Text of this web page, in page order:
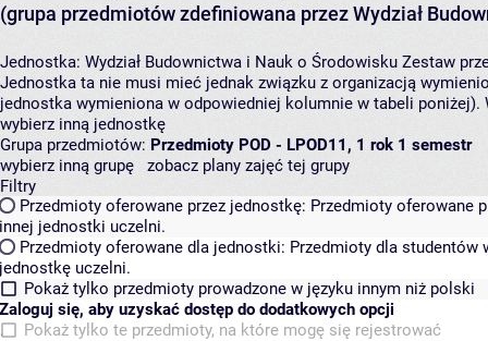
(grupa przedmiotów zdefiniowana przez Wydział
Jednostka: Wydział Budownictwa i Nauk o Środowisku Zestaw
Jednostka ta nie musi mieć jednak związku z organizacją
jednostka wymieniona w odpowiedniej kolumnie w tabeli
wybierz inną jednostkę
Grupa przedmiotów: Przedmioty POD - LPOD11, 1 rok 1 semestr
wybierz inną grupę
zobacz plany zajęć tej grupy
Filtry
Przedmioty oferowane przez jednostkę: Przedmioty oferowane
innej jednostki uczelni.
Przedmioty oferowane dla jednostki: Przedmioty dla studentów
jednostkę uczelni.
Pokaż tylko przedmioty prowadzone w języku innym niż polski
Zaloguj się, aby uzyskać dostęp do dodatkowych opcji
Pokaż tylko te przedmioty, na które mogę się rejestrować